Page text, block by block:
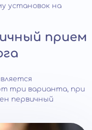
установок на
прием
три варианта, при
первичный